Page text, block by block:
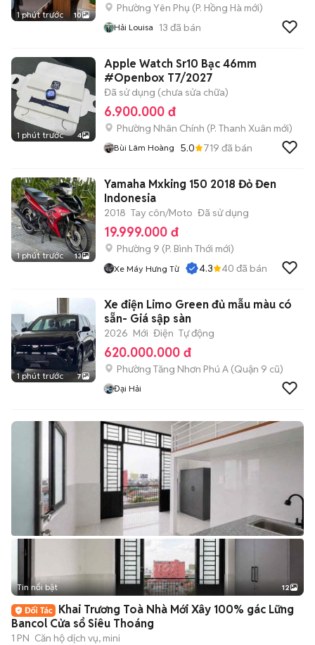
1 phút trước 10
Phường Yên Phụ (P. Hồng Hà mới)
Hải Louisa 13 đã bán
1 phút trước 4
Apple Watch Sr10 Bạc 46mm
#Openbox T7/2027
Đã sử dụng (chưa sửa chữa)
6.900.000 đ
Phường Nhân Chính (P. Thanh Xuân mới)
Bùi Lâm Hoàng 5.0 719 đã bán
1 phút trước 13
Yamaha Mxking 150 2018 Đỏ Đen
Indonesia
2018 Tay côn/Moto Đã sử dụng
19.999.000 đ
Phường 9 (P. Bình Thới mới)
Xe Máy Hưng Từ 4.3 40 đã bán
1 phút trước 7
Xe điện Limo Green đủ mẫu màu có
sẵn- Giá sập sàn
2026 Mới Điện Tự động
620.000.000 đ
Phường Tăng Nhơn Phú A (Quận 9 cũ)
Đại Hải
+2
Tin nổi bật 12
Khai Trương Toà Nhà Mới Xây 100% gác Lững
Bancol Cửa sổ Siêu Thoáng
1 PN Căn hộ dịch vụ, mini